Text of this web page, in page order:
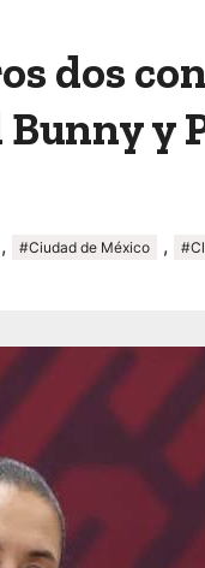
dos
y
, #Ciudad de México ,